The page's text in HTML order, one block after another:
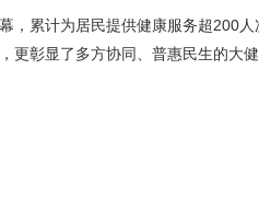
累计为居民提供健康服务超200人
更彰显了多方协同、普惠民生的大